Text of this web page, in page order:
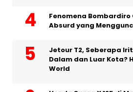
Fenomena Bombardiro
Absurd yang
Jetour T2, Seberapa
Dalam dan Luar Kota?
World